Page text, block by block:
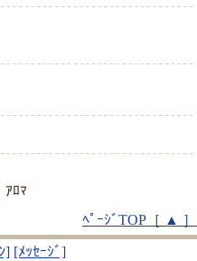
ｱﾛﾏ
ﾍﾟｰｼﾞTOP［ ▲ ］
] [ﾒｯｾｰｼﾞ]